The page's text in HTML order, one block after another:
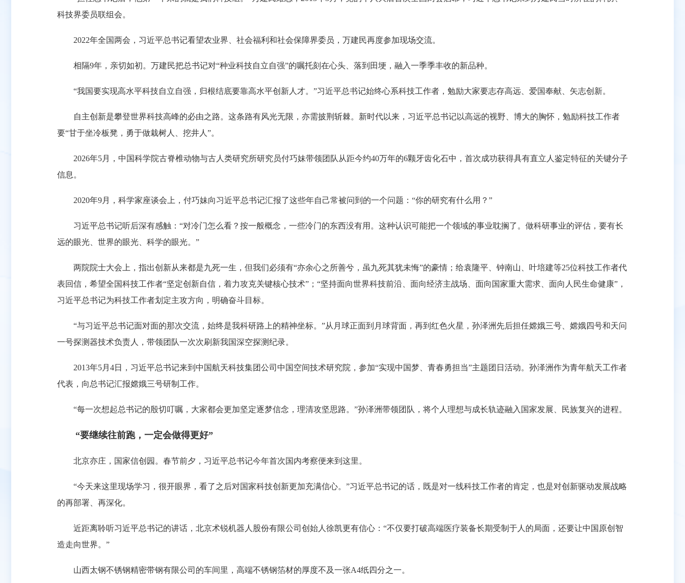
科技界委员联组会。
2022年全国两会，习近平总书记看望农业界、社会福利和社会保障界委员，万建民再度参加现场交流。
相隔9年，亲切如初。万建民把总书记对“种业科技自立自强”的嘱托刻在心头、落到田埂，融入一季季丰收的新品种。
“我国要实现高水平科技自立自强，归根结底要靠高水平创新人才。”习近平总书记始终心系科技工作者，勉励大家要志存高远、爱国奉献、矢志创新。
自主创新是攀登世界科技高峰的必由之路。这条路有风光无限，亦需披荆斩棘。新时代以来，习近平总书记以高远的视野、博大的胸怀，勉励科技工作者
要“甘于坐冷板凳，勇于做栽树人、挖井人”。
2026年5月，中国科学院古脊椎动物与古人类研究所研究员付巧妹带领团队从距今约40万年的6颗牙齿化石中，首次成功获得具有直立人鉴定特征的关键分子
信息。
2020年9月，科学家座谈会上，付巧妹向习近平总书记汇报了这些年自己常被问到的一个问题：“你的研究有什么用？”
习近平总书记听后深有感触：“对冷门怎么看？按一般概念，一些冷门的东西没有用。这种认识可能把一个领域的事业耽搁了。做科研事业的评估，要有长
远的眼光、世界的眼光、科学的眼光。”
两院院士大会上，指出创新从来都是九死一生，但我们必须有“亦余心之所善兮，虽九死其犹未悔”的豪情；给袁隆平、钟南山、叶培建等25位科技工作者代
表回信，希望全国科技工作者“坚定创新自信，着力攻克关键核心技术”；“坚持面向世界科技前沿、面向经济主战场、面向国家重大需求、面向人民生命健康”，
习近平总书记为科技工作者划定主攻方向，明确奋斗目标。
“与习近平总书记面对面的那次交流，始终是我科研路上的精神坐标。”从月球正面到月球背面，再到红色火星，孙泽洲先后担任嫦娥三号、嫦娥四号和天问
一号探测器技术负责人，带领团队一次次刷新我国深空探测纪录。
2013年5月4日，习近平总书记来到中国航天科技集团公司中国空间技术研究院，参加“实现中国梦、青春勇担当”主题团日活动。孙泽洲作为青年航天工作者
代表，向总书记汇报嫦娥三号研制工作。
“每一次想起总书记的殷切叮嘱，大家都会更加坚定逐梦信念，理清攻坚思路。”孙泽洲带领团队，将个人理想与成长轨迹融入国家发展、民族复兴的进程。
“要继续往前跑，一定会做得更好”
北京亦庄，国家信创园。春节前夕，习近平总书记今年首次国内考察便来到这里。
“今天来这里现场学习，很开眼界，看了之后对国家科技创新更加充满信心。”习近平总书记的话，既是对一线科技工作者的肯定，也是对创新驱动发展战略
的再部署、再深化。
近距离聆听习近平总书记的讲话，北京术锐机器人股份有限公司创始人徐凯更有信心：“不仅要打破高端医疗装备长期受制于人的局面，还要让中国原创智
造走向世界。”
山西太钢不锈钢精密带钢有限公司的车间里，高端不锈钢箔材的厚度不及一张A4纸四分之一。